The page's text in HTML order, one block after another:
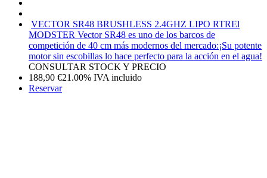
VECTOR SR48 BRUSHLESS 2.4GHZ LIPO RTREl
MODSTER Vector SR48 es uno de los barcos de
competición de 40 cm más modernos del mercado:¡Su potente
motor sin escobillas lo hace perfecto para la acción en el agua!
CONSULTAR STOCK Y PRECIO
188,90 €21.00% IVA incluido
Reservar